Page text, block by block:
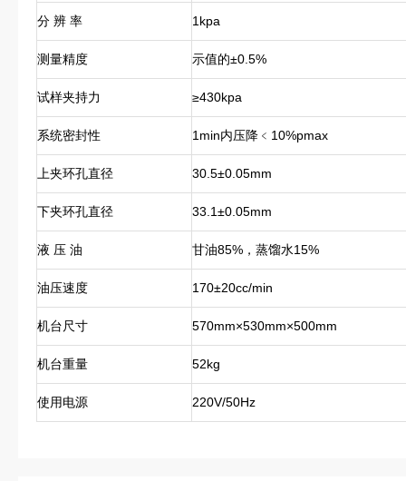
分 辨 率 1kpa
测量精度 示值的±0.5%
试样夹持力 ≥430kpa
系统密封性 1min内压降﹤10%pmax
上夹环孔直径 30.5±0.05mm
下夹环孔直径 33.1±0.05mm
液 压 油 甘油85%，蒸馏水15%
油压速度 170±20cc/min
机台尺寸 570mm×530mm×500mm
机台重量 52kg
使用电源 220V/50Hz